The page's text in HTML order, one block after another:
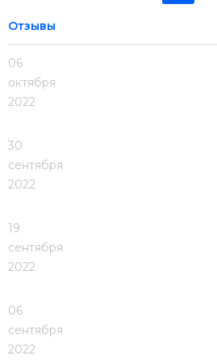
Отзывы
06
октября
2022
30
сентября
2022
19
сентября
2022
06
сентября
2022